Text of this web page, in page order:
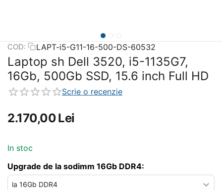
COD: LAPT-i5-G11-16-500-DS-60532
Laptop sh Dell 3520, i5-1135G7,
16Gb, 500Gb SSD, 15.6 inch Full HD
Scrie o recenzie
2.170,00Lei
In stoc
Upgrade de la sodimm 16Gb DDR4: